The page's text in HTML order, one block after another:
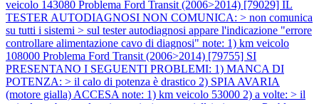
veicolo 143080 Problema Ford Transit (2006>2014) [79029] IL
TESTER AUTODIAGNOSI NON COMUNICA: > non comunica
su tutti i sistemi > sul tester autodiagnosi appare l'indicazione "errore
controllare alimentazione cavo di diagnosi" note: 1) km veicolo
108000 Problema Ford Transit (2006>2014) [79755] SI
PRESENTANO I SEGUENTI PROBLEMI: 1) MANCA DI
POTENZA: > il calo di potenza è drastico 2) SPIA AVARIA
(motore gialla) ACCESA note: 1) km veicolo 53000 2) a volte: > il